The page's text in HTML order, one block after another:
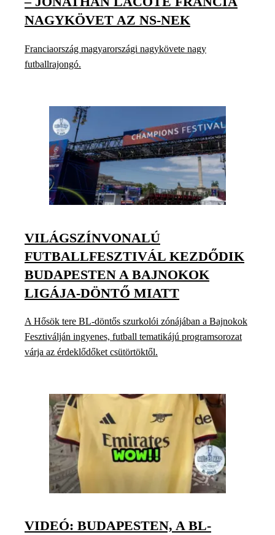
NAGYKÖVET AZ NS-NEK
Franciaország magyarországi nagykövete nagy
futballrajongó.
VILÁGSZÍNVONALÚ
FUTBALLFESZTIVÁL KEZDŐDIK
BUDAPESTEN A BAJNOKOK
LIGÁJA-DÖNTŐ MIATT
A Hősök tere BL-döntős szurkolói zónájában a Bajnokok
Fesztiválján ingyenes, futball tematikájú programsorozat
várja az érdeklődőket csütörtöktől.
VIDEÓ: BUDAPESTEN, A BL-